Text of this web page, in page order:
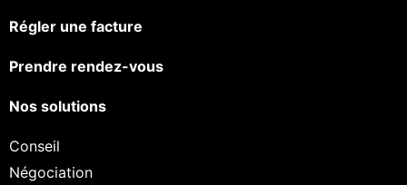
Régler une facture
Prendre rendez-vous
Nos solutions
Conseil
Négociation